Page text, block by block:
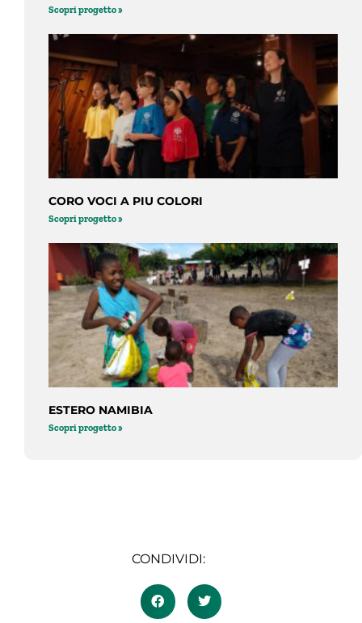
Scopri progetto »
CORO VOCI A PIU COLORI
Scopri progetto »
ESTERO NAMIBIA
Scopri progetto »
CONDIVIDI: